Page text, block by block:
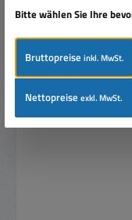
Bluetooth
Bitte wählen Sie Ihre
Bruttopreiseinkl. MwSt.
Nettopreiseexkl. MwSt.